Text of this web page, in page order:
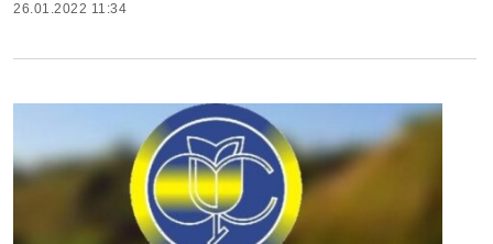
26.01.2022 11:34